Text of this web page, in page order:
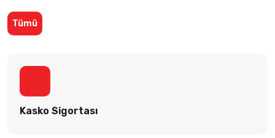
Tümü
Kasko Sigortası